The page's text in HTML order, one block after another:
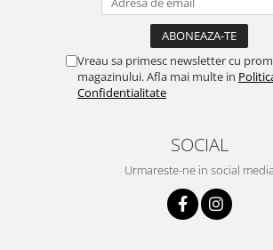
Vreau sa primesc newsletter cu
magazinului. Afla mai multe in
Confidentialitate
SOCIAL
Urmareste-ne in social media